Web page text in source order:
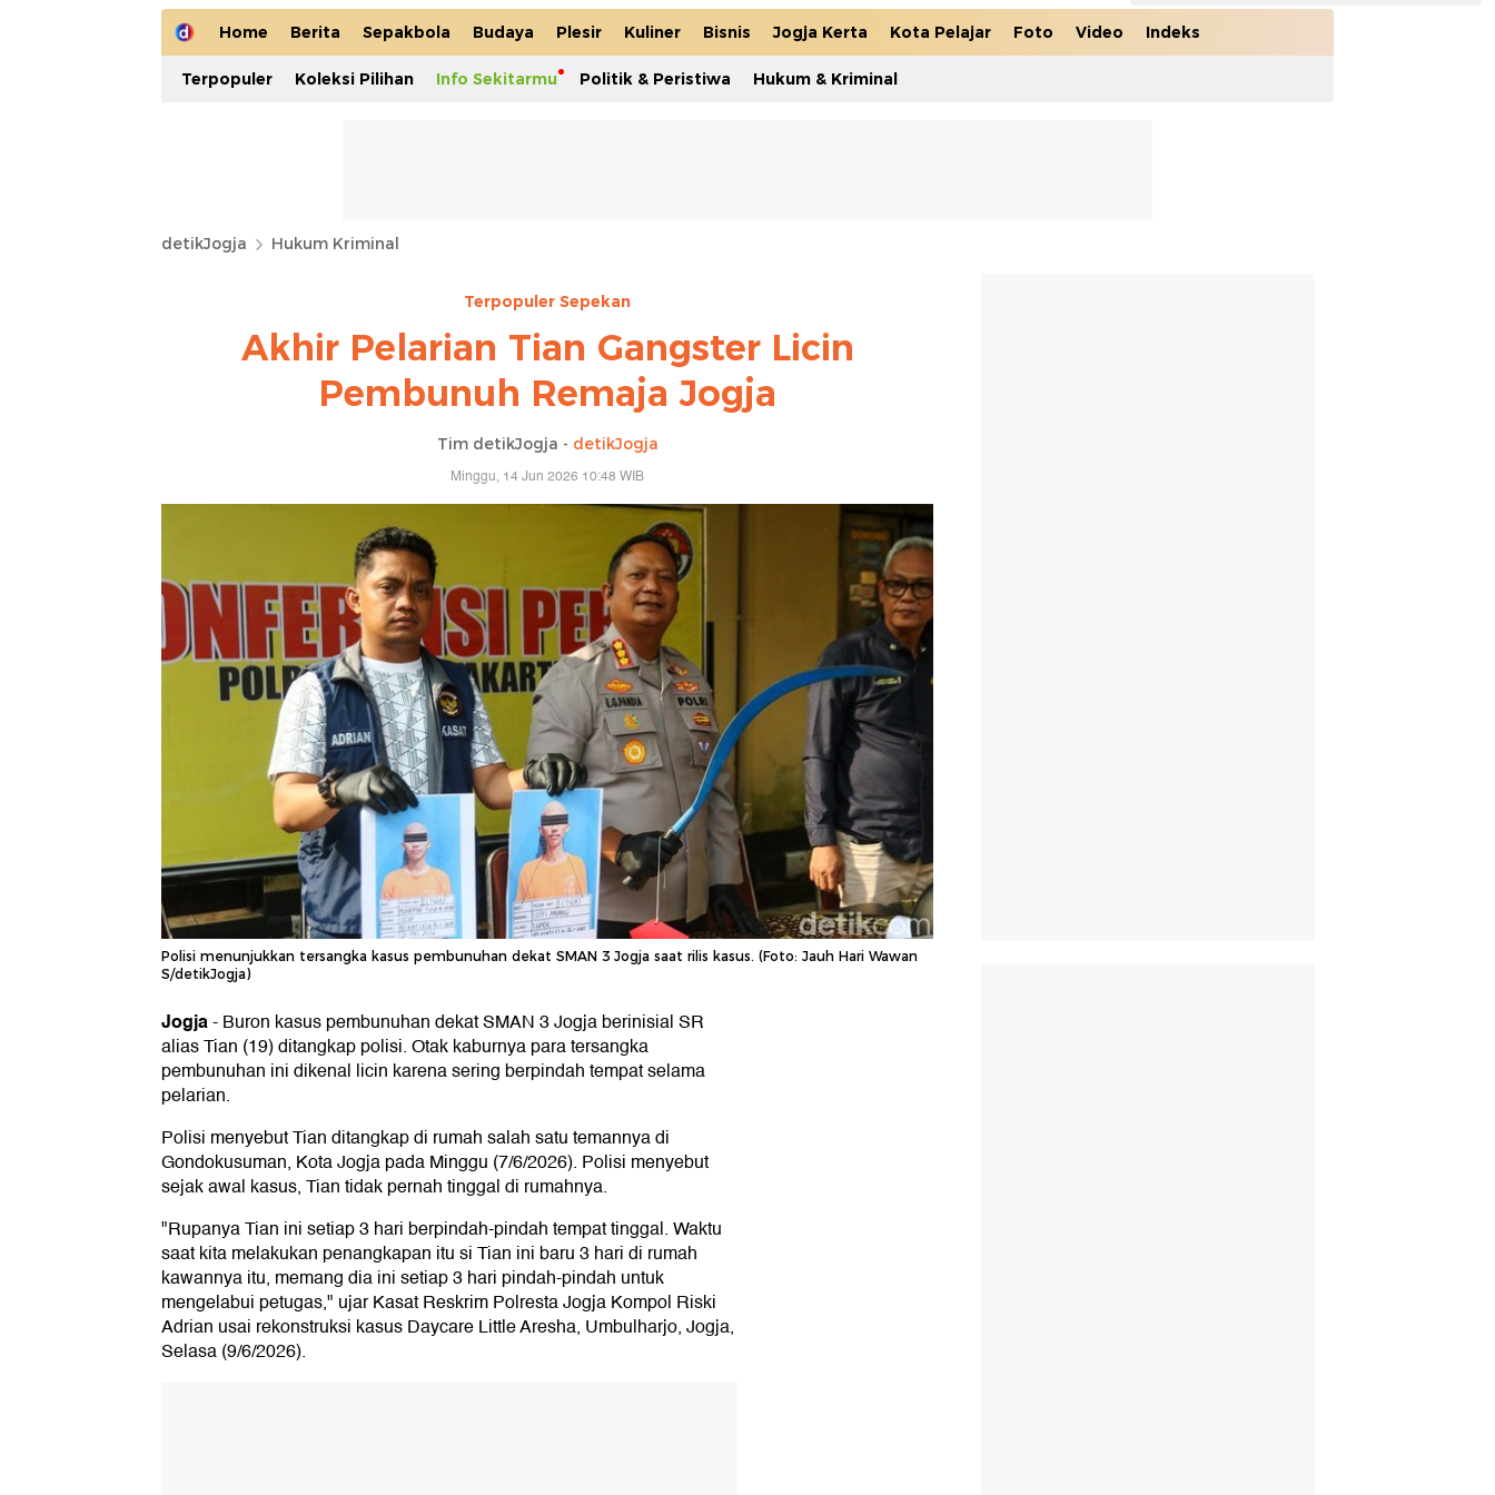
Home Berita Sepakbola Budaya Plesir Kuliner Bisnis Jogja Kerta Kota Pelajar Foto Video Indeks
Terpopuler Koleksi Pilihan Info Sekitarmu Politik & Peristiwa Hukum & Kriminal
detikJogja Hukum Kriminal
Terpopuler Sepekan
Akhir Pelarian Tian Gangster Licin
Pembunuh Remaja Jogja
Tim detikJogja - detikJogja
Minggu, 14 Jun 2026 10:48 WIB
Polisi menunjukkan tersangka kasus pembunuhan dekat SMAN 3 Jogja saat rilis kasus. (Foto: Jauh Hari Wawan
S/detikJogja)
Jogja-Buron kasus pembunuhan dekat SMAN 3 Jogja berinisial SR
alias Tian (19) ditangkap polisi. Otak kaburnya para tersangka
pembunuhan ini dikenal licin karena sering berpindah tempat selama
pelarian.
Polisi menyebut Tian ditangkap di rumah salah satu temannya di
Gondokusuman, Kota Jogja pada Minggu (7/6/2026). Polisi menyebut
sejak awal kasus, Tian tidak pernah tinggal di rumahnya.
"Rupanya Tian ini setiap 3 hari berpindah-pindah tempat tinggal. Waktu
saat kita melakukan penangkapan itu si Tian ini baru 3 hari di rumah
kawannya itu, memang dia ini setiap 3 hari pindah-pindah untuk
mengelabui petugas," ujar Kasat Reskrim Polresta Jogja Kompol Riski
Adrian usai rekonstruksi kasus Daycare Little Aresha, Umbulharjo, Jogja,
Selasa (9/6/2026).